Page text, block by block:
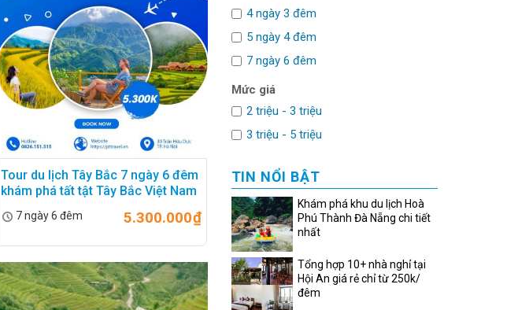
Tour du lịch Tây Bắc 7 ngày 6 đêm
khám phá tất tật Tây Bắc Việt Nam
5.300.000₫
7 ngày 6 đêm
4 ngày 3 đêm
5 ngày 4 đêm
7 ngày 6 đêm
Mức giá
2 triệu - 3 triệu
3 triệu - 5 triệu
TIN NỔI BẬT
Khám phá khu du lịch Hoà
Phú Thành Đà Nẵng chi tiết
nhất
Tổng hợp 10+ nhà nghỉ tại
Hội An giá rẻ chỉ từ 250k/
đêm